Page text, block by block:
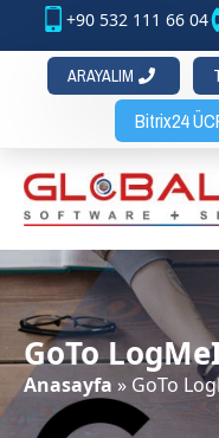
+90 532 111 66 04
ARAYALIM
Bitrix24
GoTo
Anasayfa » GoTo